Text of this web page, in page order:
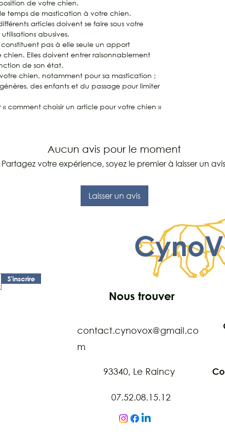
de votre chien.
temps de mastication à votre chien.
articles doivent se faire sous votre
abusives.
pas à elle seule un apport
Elles doivent entrer raisonnablement
de son état.
chien, notamment pour sa mastication ;
des enfants et du passage pour limiter
« comment choisir un article pour votre chien »
Aucun avis pour le moment
Partagez votre expérience, soyez le premier à laisser un
Laisser un avis
S'inscrire
Nous trouver
contact.cynovox@gmail.co
m
93340, Le Raincy
07.52.08.15.12